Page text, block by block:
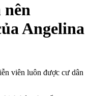
nên
Angelina
viên luôn được cư dân